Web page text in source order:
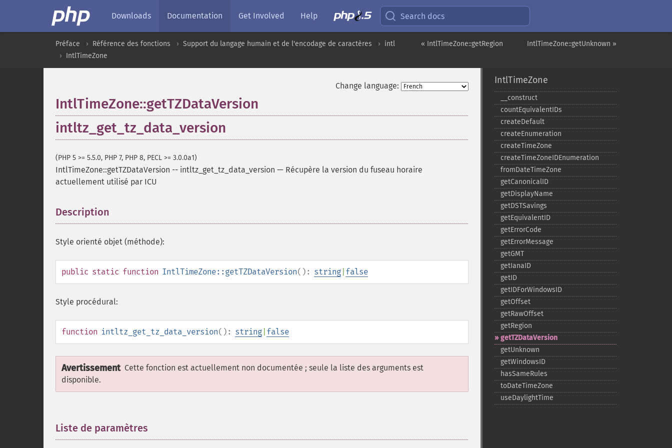
Downloads Documentation Get Involved Help Search docs
IntlTimeZone::getUnknown »
« IntlTimeZone::getRegion
Préface Référence des fonctions Support du langage humain et de l'encodage de caractères
intl
IntlTimeZone
Change language:
IntlTimeZone::getTZDataVersion
intltz_get_tz_data_version
(PHP 5 >= 5.5.0, PHP 7, PHP 8, PECL >= 3.0.0a1)
IntlTimeZone::getTZDataVersion -- intltz_get_tz_data_version — Récupère la version du fuseau horaire
actuellement utilisé par ICU
Description
Style orienté objet (méthode):
public static function IntlTimeZone::getTZDataVersion(): string false
Style procédural:
function intltz_get_tz_data_version(): string false
Avertissement Cette fonction est actuellement non documentée ; seule la liste des arguments est
disponible.
Liste de paramètres
IntlTimeZone
_​_​construct
countEquivalentIDs
createDefault
createEnumeration
createTimeZone
createTimeZoneIDEnumeration
fromDateTimeZone
getCanonicalID
getDisplayName
getDSTSavings
getEquivalentID
getErrorCode
getErrorMessage
getGMT
getIanaID
getID
getIDForWindowsID
getOffset
getRawOffset
getRegion
getTZDataVersion
getUnknown
getWindowsID
hasSameRules
toDateTimeZone
useDaylightTime